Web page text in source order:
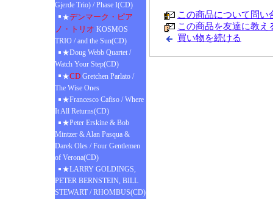
Gjerde Trio) / Phase I(CD)
★デンマーク・ピア
ノ・トリオ KOSMOS
TRIO / and the Sun(CD)
★Doug Webb Quartet /
Watch Your Step(CD)
★CD Gretchen Parlato /
The Wise Ones
★Francesco Cafiso / Where
It All Returns(CD)
★Peter Erskine & Bob
Mintzer & Alan Pasqua &
Darek Oles / Four Gentlemen
of Verona(CD)
★LARRY GOLDINGS,
PETER BERNSTEIN, BILL
STEWART / RHOMBUS(CD)
この商品について問い
この商品を友達に教え
買い物を続ける